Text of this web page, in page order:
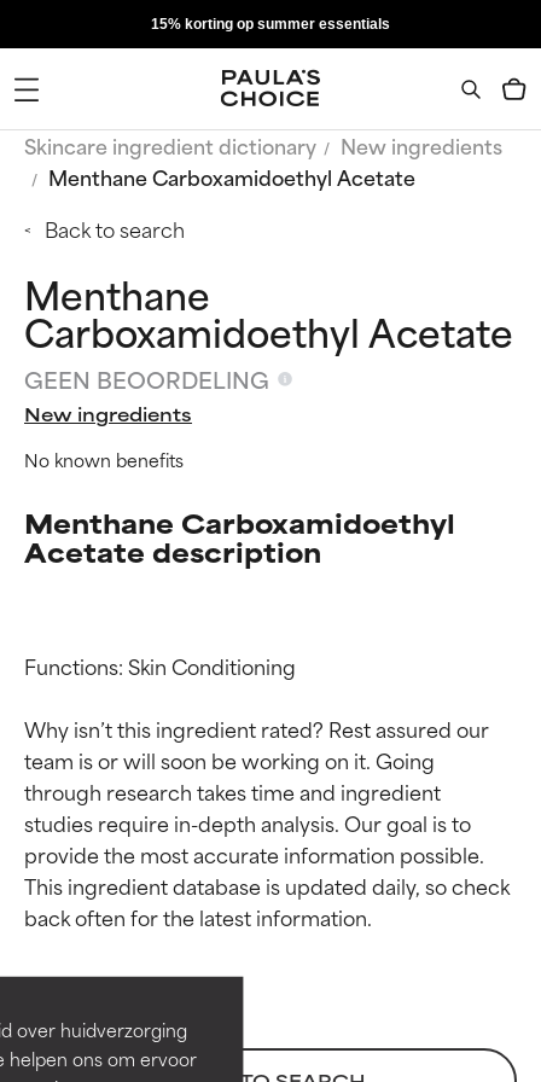
over huidverzorging
helpen ons om ervoor
15% korting op summer essentials
Skincare ingredient dictionary
New ingredients
Menthane Carboxamidoethyl Acetate
Back to search
Menthane
Carboxamidoethyl Acetate
GEEN BEOORDELING
New ingredients
No known benefits
Menthane Carboxamidoethyl
Acetate description
Functions: Skin Conditioning
Why isn’t this ingredient rated? Rest assured our
team is or will soon be working on it. Going
through research takes time and ingredient
studies require in-depth analysis. Our goal is to
provide the most accurate information possible.
This ingredient database is updated daily, so check
Beoordelingen van
ingrediënten
Bewezen en ondersteund door
onafhankelijk onderzoek.
Beoordelingen van
ingrediënten
Bewezen en ondersteund door
onafhankelijk onderzoek.